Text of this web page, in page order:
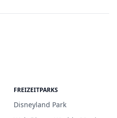
FREIZEITPARKS
Disneyland Park